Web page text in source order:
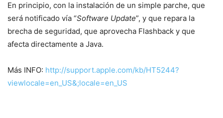
En principio, con la instalación de un simple parche, que
será notificado vía “Software Update”, y que repara la
brecha de seguridad, que aprovecha Flashback y que
afecta directamente a Java.
Más INFO: http://support.apple.com/kb/HT5244?
viewlocale=en_US&;locale=en_US